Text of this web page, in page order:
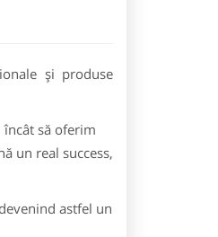
și produse
să oferim
un real success,
astfel un